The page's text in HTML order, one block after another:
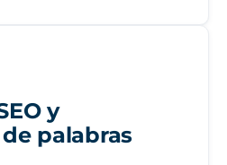
y
palabras